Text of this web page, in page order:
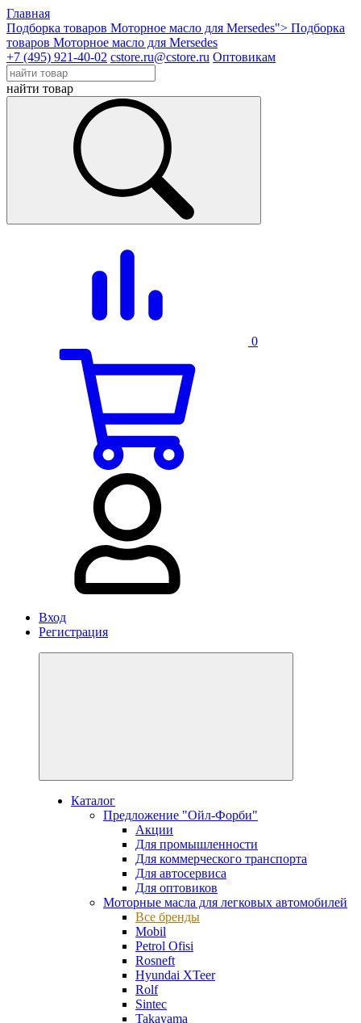
Главная
Подборка товаров Моторное масло для Mersedes"> Подборка
товаров Моторное масло для Mersedes
+7 (495) 921-40-02 cstore.ru@cstore.ru Оптовикам
найти товар
0
Вход
Регистрация
Каталог
Предложение "Ойл-Форби"
Акции
Для промышленности
Для коммерческого транспорта
Для автосервиса
Для оптовиков
Моторные масла для легковых автомобилей
Все бренды
Mobil
Petrol Ofisi
Rosneft
Hyundai XTeer
Rolf
Sintec
Takayama